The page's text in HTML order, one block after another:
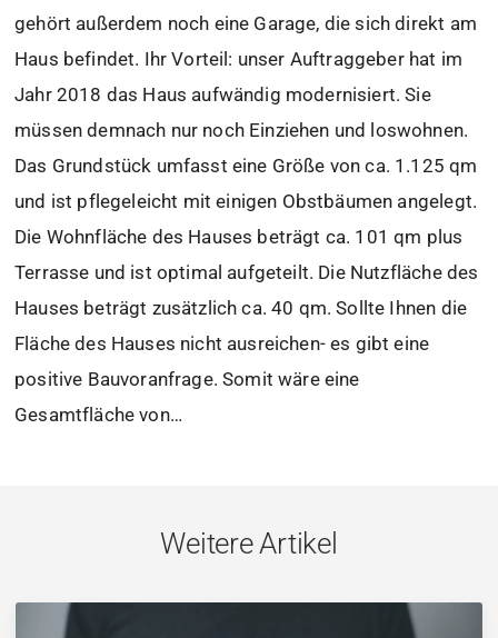
gehört außerdem noch eine Garage, die sich direkt am
Haus befindet. Ihr Vorteil: unser Auftraggeber hat im
Jahr 2018 das Haus aufwändig modernisiert. Sie
müssen demnach nur noch Einziehen und loswohnen.
Das Grundstück umfasst eine Größe von ca. 1.125 qm
und ist pflegeleicht mit einigen Obstbäumen angelegt.
Die Wohnfläche des Hauses beträgt ca. 101 qm plus
Terrasse und ist optimal aufgeteilt. Die Nutzfläche des
Hauses beträgt zusätzlich ca. 40 qm. Sollte Ihnen die
Fläche des Hauses nicht ausreichen- es gibt eine
positive Bauvoranfrage. Somit wäre eine
Gesamtfläche von…
Weitere Artikel